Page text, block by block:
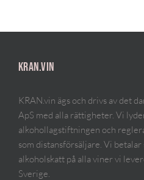
KRAN.VIN
KRAN.vin ägs och drivs av det
ApS med alla rättigheter. Vi
alkohollagstiftningen och
som distansförsäljare. Vi betalar
alkoholskatt på alla viner vi
Sverige.